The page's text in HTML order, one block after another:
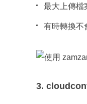
最大上傳檔
有時轉換不
3.